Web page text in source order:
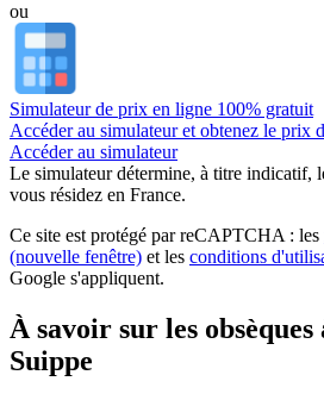
ou
Simulateur de prix en ligne 100% gratuit
Accéder au simulateur et obtenez le prix
Accéder au simulateur
Le simulateurdétermine, à titre indicatif,
vous résidez en France.
Ce site est protégé par reCAPTCHA : les
(nouvelle fenêtre) et les conditions
Google s'appliquent.
À savoir sur les obsèques
Suippe